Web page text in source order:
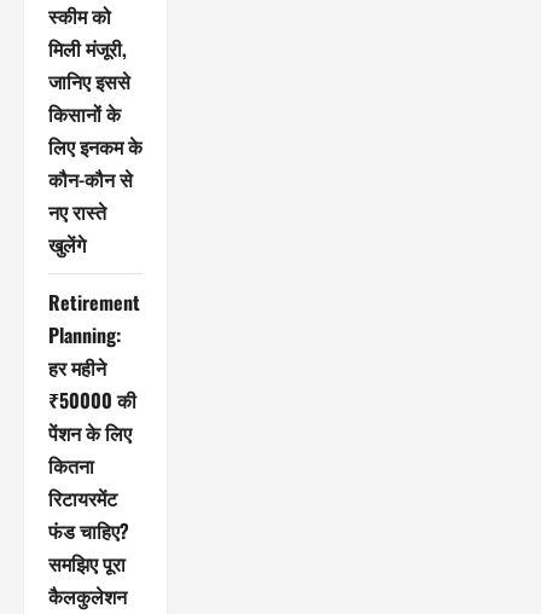
स्कीम को
मिली मंजूरी,
जानिए इससे
किसानों के
लिए इनकम के
कौन-कौन से
नए रास्ते
खुलेंगे
Retirement
Planning:
हर महीने
₹50000 की
पेंशन के लिए
कितना
रिटायरमेंट
फंड चाहिए?
समझिए पूरा
कैलकुलेशन